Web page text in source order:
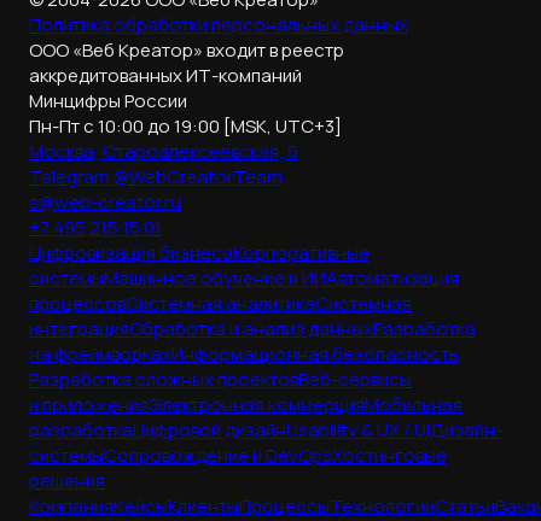
Политика обработкиперсональных данных
ООО «Веб Креатор» входит в реестр
аккредитованных ИТ-компаний
Минцифры России
Пн-Пт с 10:00 до 19:00 [MSK, UTC+3]
Москва, Староалексеевская, 5
Telegram @WebCreatorTeam
s@web-creator.ru
+7 495 215 15 01
Цифровизация бизнесаКорпоративные
системыМашинное обучение и ИИАвтоматизация
процессовСистемная аналитикаСистемная
интеграцияОбработка и анализ данныхРазработка
на фреймворкахИнформационная безопасность
Разработка сложных проектовВеб-сервисы
и приложенияЭлектронная коммерцияМобильная
разработкаЦифровой дизайнUsability & UX / UIДизайн-
системыСопровождение и DevOpsХостинговые
решения
КомпанияКейсыКлиентыПроцессыТехнологииСтатьи